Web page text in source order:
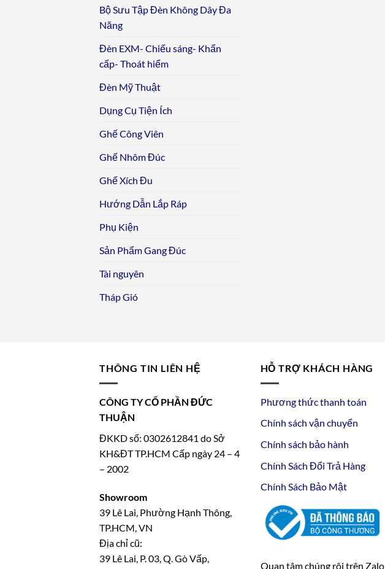
Bộ Sưu Tập Đèn Không Dây Đa
Năng
Đèn EXM- Chiếu sáng- Khẩn
cấp- Thoát hiểm
Đèn Mỹ Thuật
Dụng Cụ Tiện Ích
Ghế Công Viên
Ghế Nhôm Đúc
Ghế Xích Đu
Hướng Dẫn Lắp Ráp
Phụ Kiện
Sản Phẩm Gang Đúc
Tài nguyên
Tháp Gió
THÔNG TIN LIÊN HỆ
CÔNG TY CỔ PHẦN ĐỨC
THUẬN
ĐKKD số: 0302612841 do Sở
KH&ĐT TP.HCM Cấp ngày 24 – 4
– 2002
Showroom
39 Lê Lai, Phường Hạnh Thông,
TP.HCM, VN
Địa chỉ cũ:
39 Lê Lai, P. 03, Q. Gò Vấp,
HỖ TRỢ KHÁCH HÀNG
Phương thức thanh toán
Chính sách vận chuyển
Chính sách bảo hành
Chính Sách Đổi Trả Hàng
Chính Sách Bảo Mật
Quan tâm chúng rôi trên Zalo